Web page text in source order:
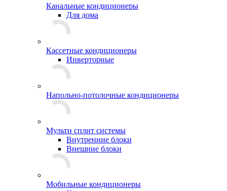
Канальные кондиционеры
Для дома
Кассетные кондиционеры
Инверторные
Напольно-потолочные кондиционеры
Мульти сплит системы
Внутренние блоки
Внешние блоки
Мобильные кондиционеры